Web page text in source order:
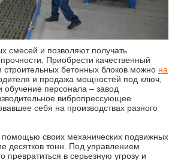
смесей и позволяют получать
Приобрести качественный
строительных бетонных блоков можно на
и продажа мощностей под ключ,
персонала – завод
вибропрессующее
себя на производствах разного
своих механических подвижных
десятков тонн. Под управлением
превратиться в серьезную угрозу и